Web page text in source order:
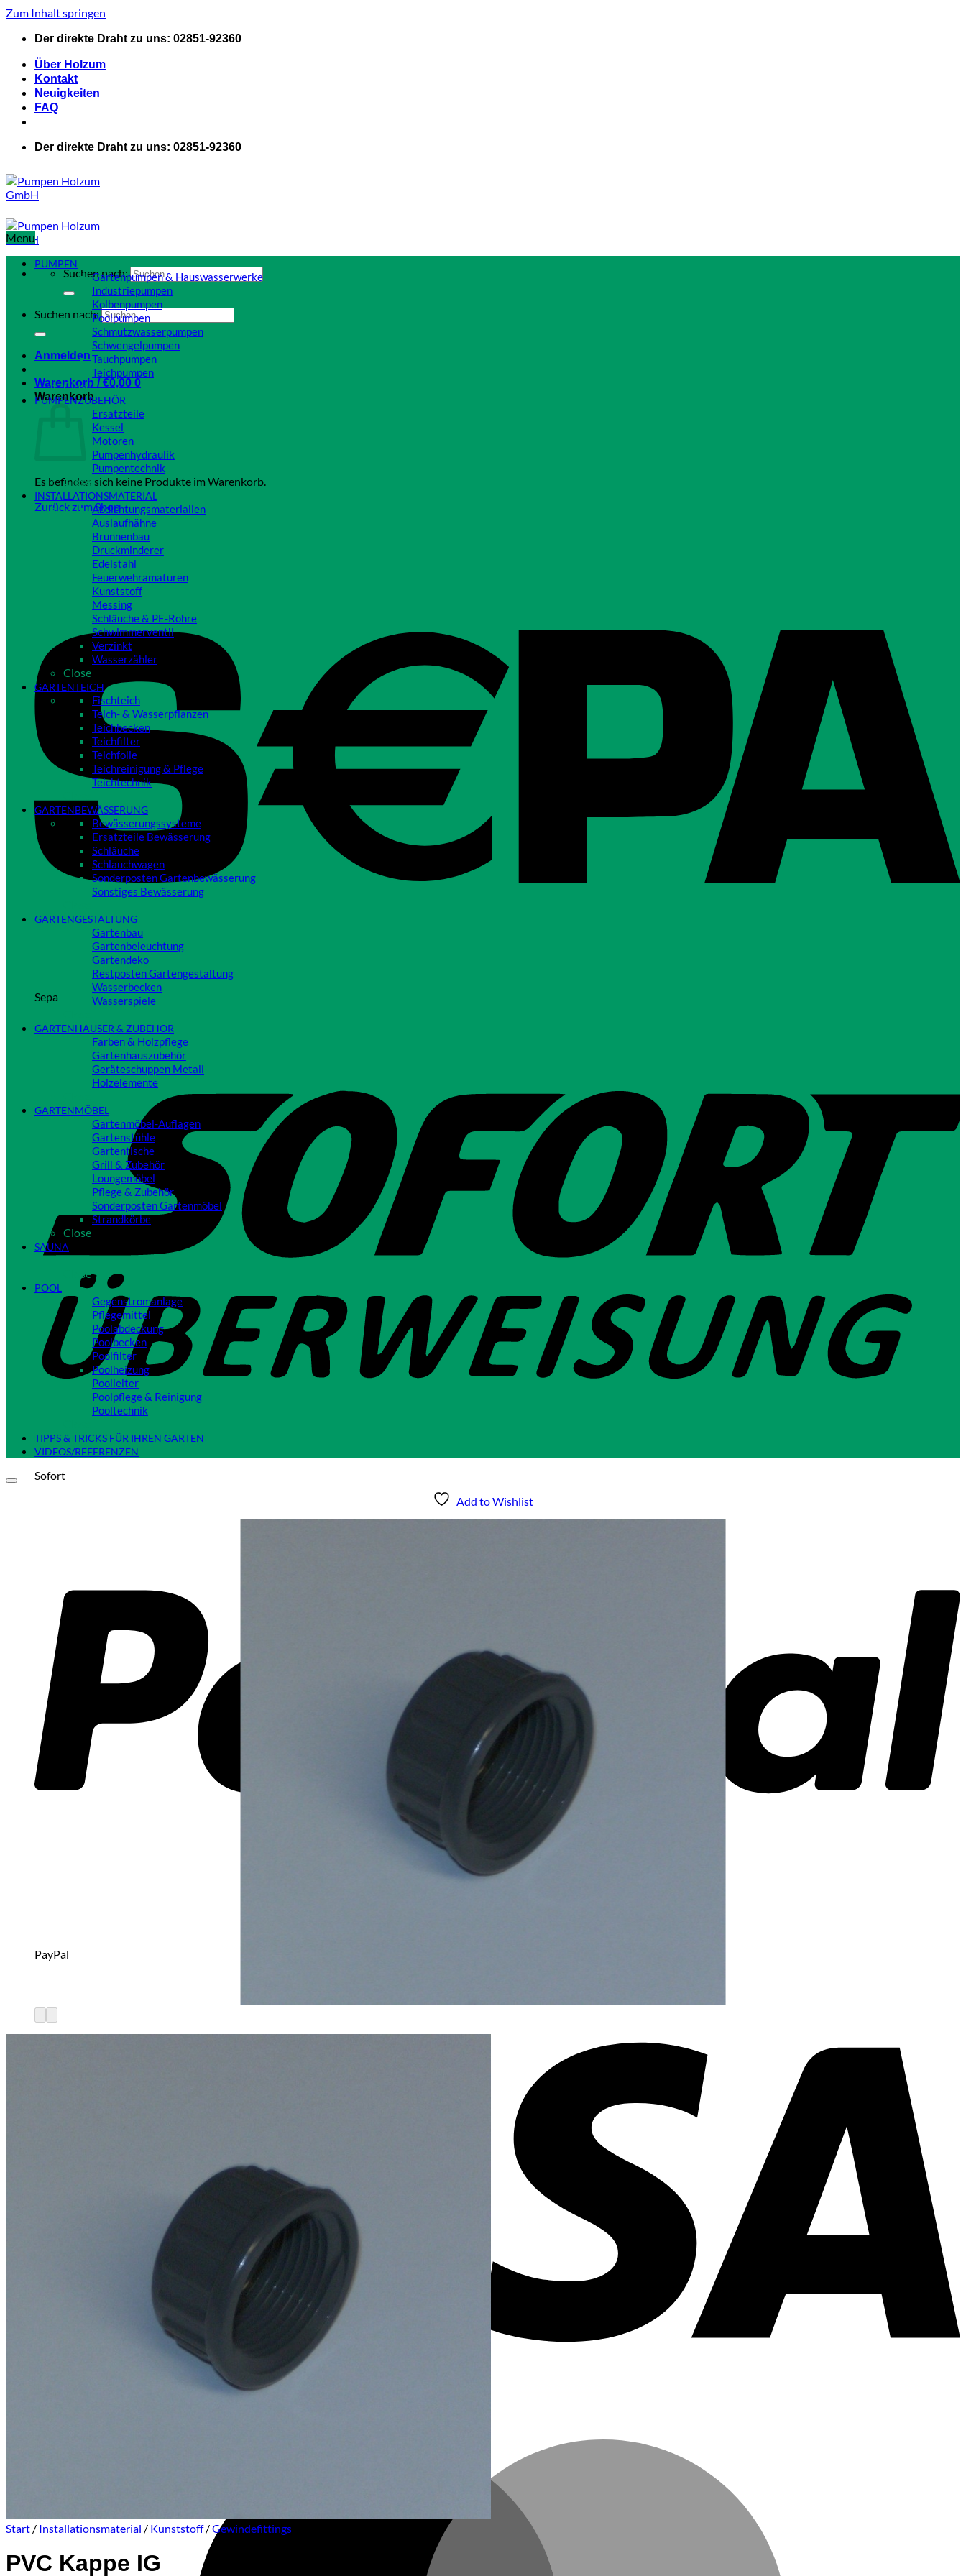
Zum Inhalt springen
Der direkte Draht zu uns: 02851-92360
Über Holzum
Kontakt
Neuigkeiten
FAQ
Der direkte Draht zu uns: 02851-92360
Suchen nach:
Suchen nach:
Anmelden
Warenkorb /€0,00 0
Warenkorb
Es befinden sich keine Produkte im Warenkorb.
Zurück zum Shop
Sepa
Sofort
PayPal
Menu
PUMPEN
Gartenpumpen & Hauswasserwerke
Industriepumpen
Kolbenpumpen
Poolpumpen
Schmutzwasserpumpen
Schwengelpumpen
Tauchpumpen
Teichpumpen
Close
PUMPENZUBEHÖR
Ersatzteile
Kessel
Motoren
Pumpenhydraulik
Pumpentechnik
Close
INSTALLATIONSMATERIAL
Abdichtungsmaterialien
Auslaufhähne
Brunnenbau
Druckminderer
Edelstahl
Feuerwehramaturen
Kunststoff
Messing
Schläuche & PE-Rohre
Schwimmerventil
Verzinkt
Wasserzähler
Close
GARTENTEICH
Fischteich
Teich- & Wasserpflanzen
Teichbecken
Teichfilter
Teichfolie
Teichreinigung & Pflege
Teichtechnik
GARTENBEWÄSSERUNG
Bewässerungssysteme
Ersatzteile Bewässerung
Schläuche
Schlauchwagen
Sonderposten Gartenbewässerung
Sonstiges Bewässerung
GARTENGESTALTUNG
Gartenbau
Gartenbeleuchtung
Gartendeko
Restposten Gartengestaltung
Wasserbecken
Wasserspiele
GARTENHÄUSER & ZUBEHÖR
Farben & Holzpflege
Gartenhauszubehör
Geräteschuppen Metall
Holzelemente
GARTENMÖBEL
Gartenmöbel-Auflagen
Gartenstühle
Gartentische
Grill & Zubehör
Loungemöbel
Pflege & Zubehör
Sonderposten Gartenmöbel
Strandkörbe
Close
SAUNA
Close
POOL
Gegenstromanlage
Pflegemittel
Poolabdeckung
Poolbecken
Poolfilter
Poolheizung
Poolleiter
Poolpflege & Reinigung
Pooltechnik
TIPPS & TRICKS FÜR IHREN GARTEN
VIDEOS/REFERENZEN
Add to Wishlist
Start / Installationsmaterial / Kunststoff /Gewindefittings
PVC Kappe IG